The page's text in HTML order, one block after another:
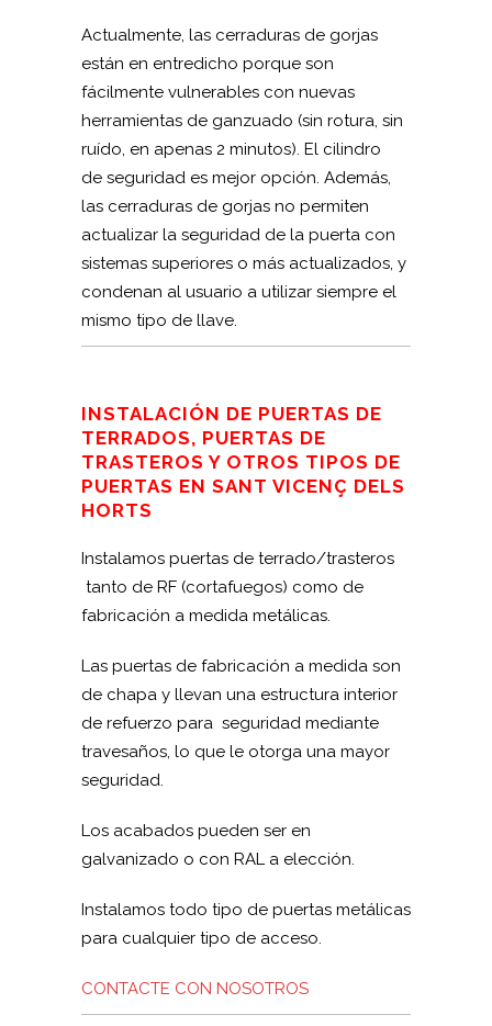
Actualmente, las cerraduras de gorjas
están en entredicho porque son
fácilmente vulnerables con nuevas
herramientas de ganzuado (sin rotura, sin
ruído, en apenas 2 minutos). El cilindro
de seguridad es mejor opción. Además,
las cerraduras de gorjas no permiten
actualizar la seguridad de la puerta con
sistemas superiores o más actualizados, y
condenan al usuario a utilizar siempre el
mismo tipo de llave.
INSTALACIÓN DE PUERTAS DE
TERRADOS, PUERTAS DE
TRASTEROS Y OTROS TIPOS DE
PUERTAS EN SANT VICENÇ DELS
HORTS
Instalamos puertas de terrado/trasteros
tanto de RF (cortafuegos) como de
fabricación a medida metálicas.
Las puertas de fabricación a medida son
de chapa y llevan una estructura interior
de refuerzo para seguridad mediante
travesaños, lo que le otorga una mayor
seguridad.
Los acabados pueden ser en
galvanizado o con RAL a elección.
Instalamos todo tipo de puertas metálicas
para cualquier tipo de acceso.
CONTACTE CON NOSOTROS